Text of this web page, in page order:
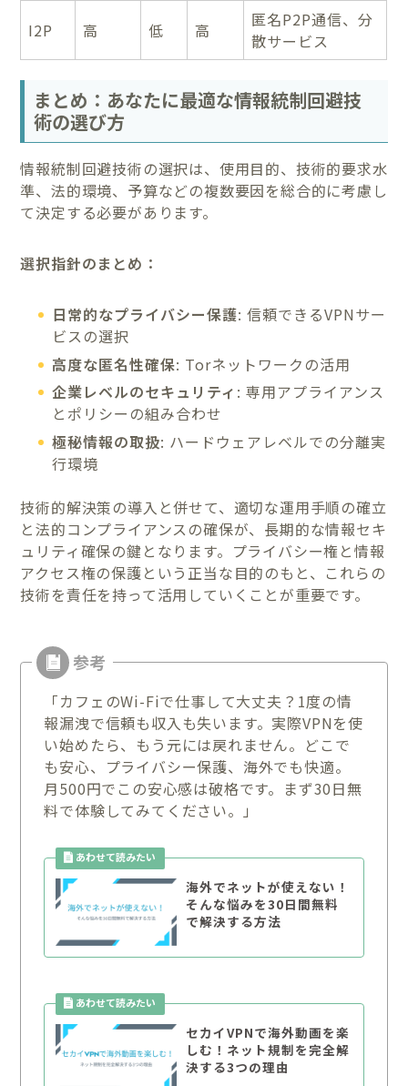
I2P 高 低 高
匿名P2P通信、分
散サービス
まとめ：あなたに最適な情報統制回避技
術の選び方
情報統制回避技術の選択は、使用目的、技術的要求水
準、法的環境、予算などの複数要因を総合的に考慮し
て決定する必要があります。
選択指針のまとめ：
日常的なプライバシー保護: 信頼できるVPNサー
ビスの選択
高度な匿名性確保: Torネットワークの活用
企業レベルのセキュリティ : 専用アプライアンス
とポリシーの組み合わせ
極秘情報の取扱: ハードウェアレベルでの分離実
行環境
技術的解決策の導入と併せて、適切な運用手順の確立
と法的コンプライアンスの確保が、長期的な情報セキ
ュリティ確保の鍵となります。プライバシー権と情報
アクセス権の保護という正当な目的のもと、これらの
技術を責任を持って活用していくことが重要です。
「カフェのWi-Fiで仕事して大丈夫？1度の情
報漏洩で信頼も収入も失います。実際VPNを使
い始めたら、もう元には戻れません。どこで
も安心、プライバシー保護、海外でも快適。
月500円でこの安心感は破格です。まず30日無
料で体験してみてください。」
海外でネットが使えない！
そんな悩みを30日間無料
で解決する方法
セカイVPNで海外動画を楽
しむ！ネット規制を完全解
決する3つの理由